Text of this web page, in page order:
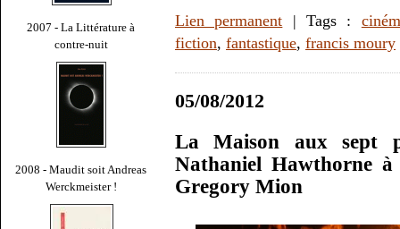
2007 - La Littérature à
contre-nuit
2008 - Maudit soit Andreas
Werckmeister !
Lien permanent | Tags :
fiction, fantastique, francis moury
05/08/2012
La Maison aux sept
Nathaniel Hawthorne
Gregory Mion